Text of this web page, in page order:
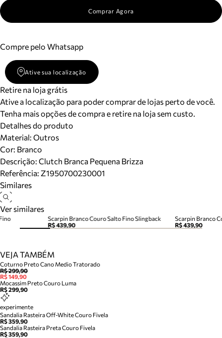
Comprar Agora
Compre pelo Whatsapp
Ative sua localização
Retire na loja grátis
Ative a localização para poder comprar de lojas perto de você.
Tenha mais opções de compra e retire na loja sem custo.
Detalhes do produto
Material: Outros
Cor: Branco
Descrição: Clutch Branca Pequena Brizza
Referência: Z1950700230001
Similares
Ver similares
Scarpin Branco Couro Salto Fino Slingback
R$ 439,90
Scarpin Branco
R$ 439,90
VEJA TAMBÉM
Coturno Preto Cano Medio Tratorado
R$ 299,90
R$ 149,90
Mocassim Preto Couro Luma
R$ 299,90
experimente
Sandalia Rasteira Off-White Couro Fivela
R$ 359,90
Sandalia Rasteira Preta Couro Fivela
R$ 359,90